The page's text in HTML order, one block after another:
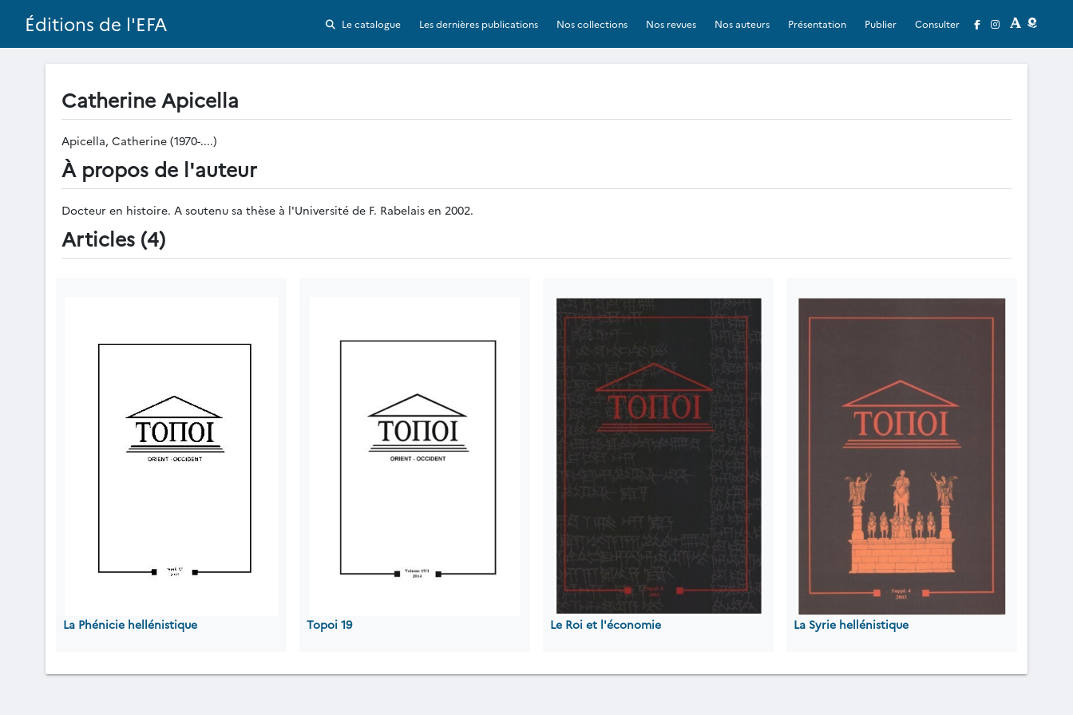
Éditions de l'EFA Le catalogue Les dernières publications Nos collections Nos revues Nos auteurs Présentation Publier Consulter
Catherine Apicella
Apicella, Catherine (1970-....)
À propos de l'auteur
Docteur en histoire. A soutenu sa thèse à l'Université de F. Rabelais en 2002.
Articles (4)
La Phénicie hellénistique Topoi 19 Le Roi et l'économie La Syrie hellénistique